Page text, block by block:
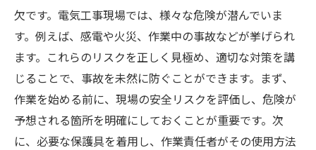
欠です。電気工事現場では、様々な危険が潜んでいま
す。例えば、感電や火災、作業中の事故などが挙げられ
ます。これらのリスクを正しく見極め、適切な対策を講
じることで、事故を未然に防ぐことができます。まず、
作業を始める前に、現場の安全リスクを評価し、危険が
予想される箇所を明確にしておくことが重要です。次
に、必要な保護具を着用し、作業責任者がその使用方法